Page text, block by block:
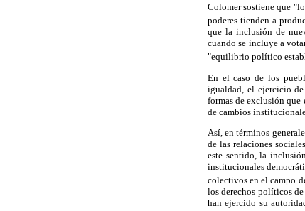
Colomer sostiene que
poderes tienden a
que la inclusión de
cuando se incluye a
"equilibrio político
En el caso de los
igualdad, el ejercicio
formas de exclusión que
de cambios
Así, en términos
de las relaciones
este sentido, la
institucionales
colectivos en el campo
los derechos políticos
han ejercido su